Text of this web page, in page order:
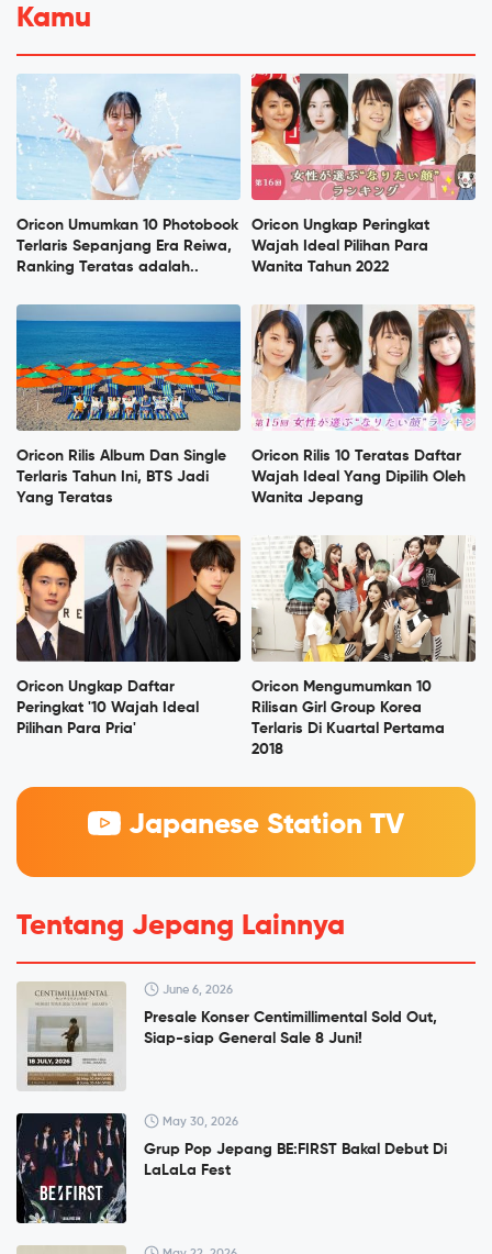
Kamu
Oricon Umumkan 10 Photobook
Terlaris Sepanjang Era Reiwa,
Ranking Teratas adalah..
Oricon Ungkap Peringkat
Wajah Ideal Pilihan Para
Wanita Tahun 2022
Oricon Rilis Album Dan Single
Terlaris Tahun Ini, BTS Jadi
Yang Teratas
Oricon Rilis 10 Teratas Daftar
Wajah Ideal Yang Dipilih Oleh
Wanita Jepang
Oricon Ungkap Daftar
Peringkat '10 Wajah Ideal
Pilihan Para Pria'
Oricon Mengumumkan 10
Rilisan Girl Group Korea
Terlaris Di Kuartal Pertama
2018
Japanese Station TV
Tentang Jepang Lainnya
June 6, 2026
Presale Konser Centimillimental Sold Out,
Siap-siap General Sale 8 Juni!
May 30, 2026
Grup Pop Jepang BE:FIRST Bakal Debut Di
LaLaLa Fest